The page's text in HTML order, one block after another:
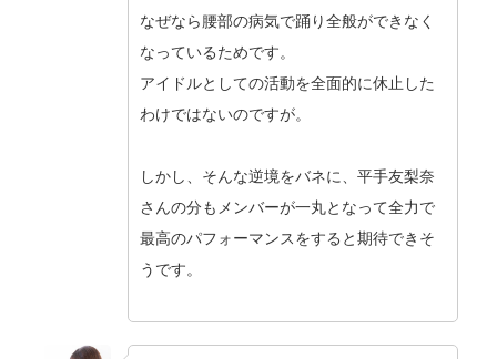
なぜなら腰部の病気で踊り全般ができなく
なっているためです。
アイドルとしての活動を全面的に休止した
わけではないのですが。
しかし、そんな逆境をバネに、平手友梨奈
さんの分もメンバーが一丸となって全力で
最高のパフォーマンスをすると期待できそ
うです。